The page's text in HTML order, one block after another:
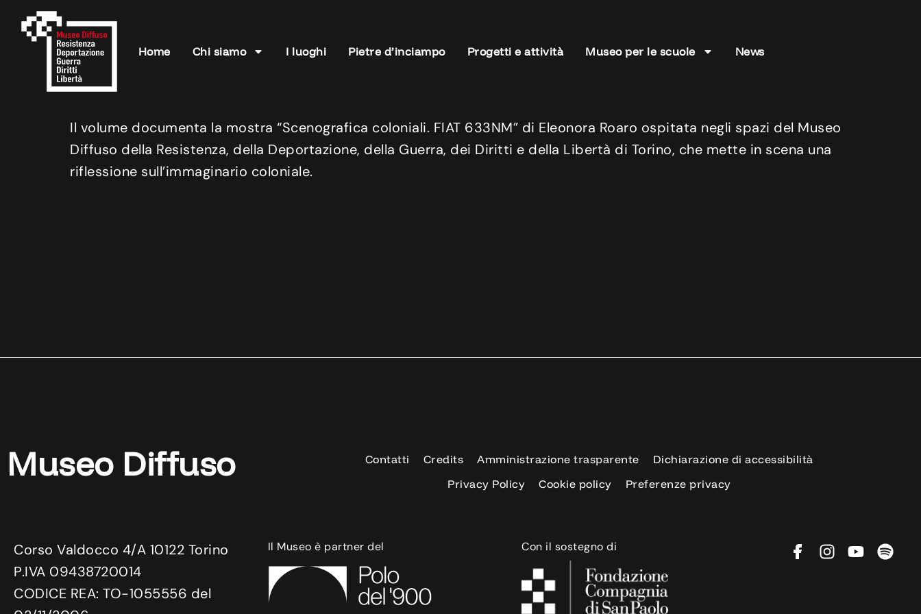
Home Chi siamo I luoghi Pietre d’inciampo Progetti e attività Museo per le scuole News
Il volume documenta la mostra “Scenografica coloniali. FIAT 633NM” di Eleonora Roaro ospitata negli spazi del Museo
Diffuso della Resistenza, della Deportazione, della Guerra, dei Diritti e della Libertà di Torino, che mette in scena una
riflessione sull’immaginario coloniale.
Museo Diffuso Contatti Credits Amministrazione trasparente
Dichiarazione di accessibilità
Privacy Policy
Cookie policy Preferenze privacy
Corso Valdocco 4/A 10122 Torino
P.IVA 09438720014
CODICE REA: TO-1055556 del
Il Museo è partner del Con il sostegno di